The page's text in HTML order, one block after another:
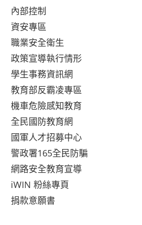
內部控制
資安專區
職業安全衛生
政策宣導執行情形
學生事務資訊網
教育部反霸凌專區
機車危險感知教育
全民國防教育網
國軍人才招募中心
警政署165全民防騙
網路安全教育宣導
iWIN 粉絲專頁
捐款意願書